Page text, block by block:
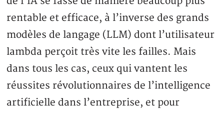
rentable et efficace, à l’inverse des grands
modèles de langage (LLM) dont l’utilisateur
lambda perçoit très vite les failles. Mais
dans tous les cas, ceux qui vantent les
réussites révolutionnaires de l’intelligence
artificielle dans l’entreprise, et pour